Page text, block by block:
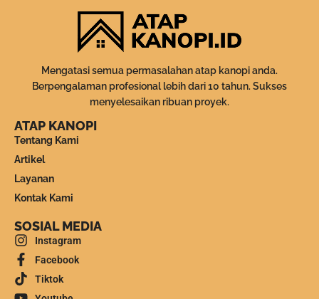
Mengatasi semua permasalahan atap kanopi anda.
Berpengalaman profesional lebih dari 10 tahun. Sukses
menyelesaikan ribuan proyek.
ATAP KANOPI
Tentang Kami
Artikel
Layanan
Kontak Kami
SOSIAL MEDIA
Instagram
Facebook
Tiktok